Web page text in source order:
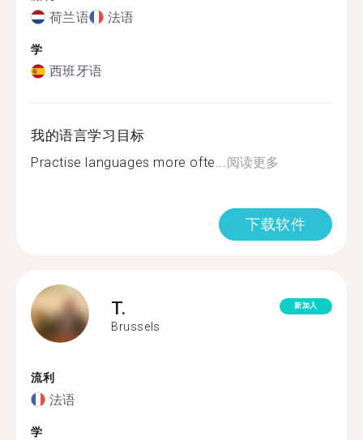
荷兰语 法语
学
西班牙语
我的语言学习目标
Practise languages more ofte...阅读更多
下载软件
T.
Brussels
新加入
流利
法语
学